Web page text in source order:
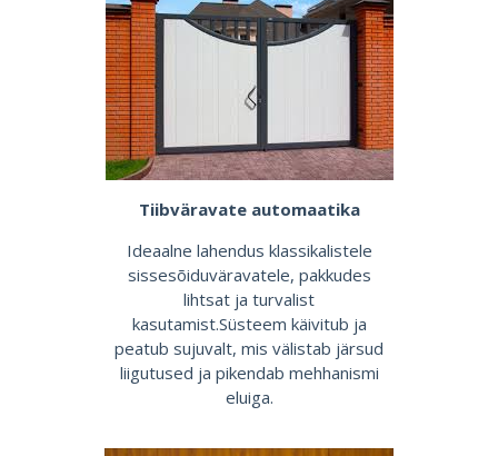
Tiibväravate automaatika
Ideaalne lahendus klassikalistele
sissesõiduväravatele, pakkudes
lihtsat ja turvalist
kasutamist.Süsteem käivitub ja
peatub sujuvalt, mis välistab järsud
liigutused ja pikendab mehhanismi
eluiga.